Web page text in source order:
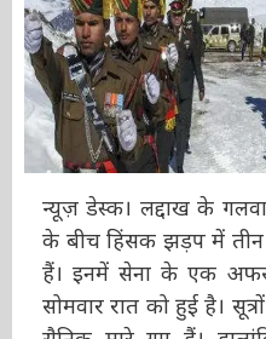
न्यूज़ डेस्क। लद्दाख के
सैनिकों के बीच हिंसक
शहीद हो गए हैं। इनमें
हैं। यह घटना सोमवार रात
चीन के भी कुछ सैनिक